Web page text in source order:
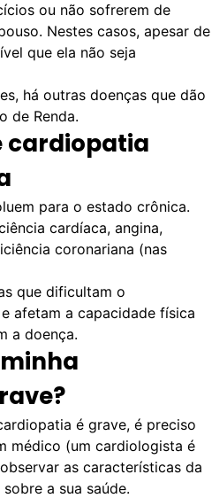
ou não sofrerem de
Nestes casos, apesar de
que ela não seja
há outras doenças que dão
de Renda.
cardiopatia
para o estado crônica.
cardíaca, angina,
coronariana (nas
que dificultam o
afetam a capacidade física
a doença.
é grave, é preciso
médico (um cardiologista é
as características da
a sua saúde.